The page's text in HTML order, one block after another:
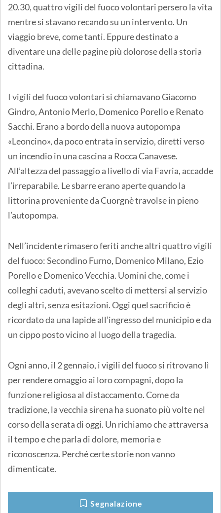
20.30, quattro vigili del fuoco volontari persero la vita
mentre si stavano recando su un intervento. Un
viaggio breve, come tanti. Eppure destinato a
diventare una delle pagine più dolorose della storia
cittadina.
I vigili del fuoco volontari si chiamavano Giacomo
Gindro, Antonio Merlo, Domenico Porello e Renato
Sacchi. Erano a bordo della nuova autopompa
«Leoncino», da poco entrata in servizio, diretti verso
un incendio in una cascina a Rocca Canavese.
All’altezza del passaggio a livello di via Favria, accadde
l’irreparabile. Le sbarre erano aperte quando la
littorina proveniente da Cuorgnè travolse in pieno
l’autopompa.
Nell’incidente rimasero feriti anche altri quattro vigili
del fuoco: Secondino Furno, Domenico Milano, Ezio
Porello e Domenico Vecchia. Uomini che, come i
colleghi caduti, avevano scelto di mettersi al servizio
degli altri, senza esitazioni. Oggi quel sacrificio è
ricordato da una lapide all’ingresso del municipio e da
un cippo posto vicino al luogo della tragedia.
Ogni anno, il 2 gennaio, i vigili del fuoco si ritrovano lì
per rendere omaggio ai loro compagni, dopo la
funzione religiosa al distaccamento. Come da
tradizione, la vecchia sirena ha suonato più volte nel
corso della serata di oggi. Un richiamo che attraversa
il tempo e che parla di dolore, memoria e
riconoscenza. Perché certe storie non vanno
dimenticate.
Segnalazione